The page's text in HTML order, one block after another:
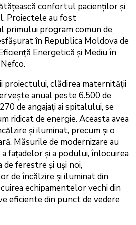
confortul pacienților și
Proiectele au fost
primului program comun de
în Republica Moldova de
Energetică și Mediu în
clădirea maternității
anual peste 6.500 de
de angajați ai spitalului, se
ridicat de energie. Aceasta avea
și iluminat, precum și o
Măsurile de modernizare au
fațadelor și a podului, înlocuirea
ferestre și uși noi,
de încălzire și iluminat din
echipamentelor vechi din
eficiente din punct de vedere